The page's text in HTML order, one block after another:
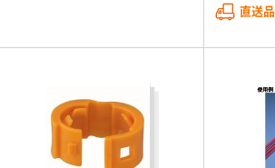
直送品